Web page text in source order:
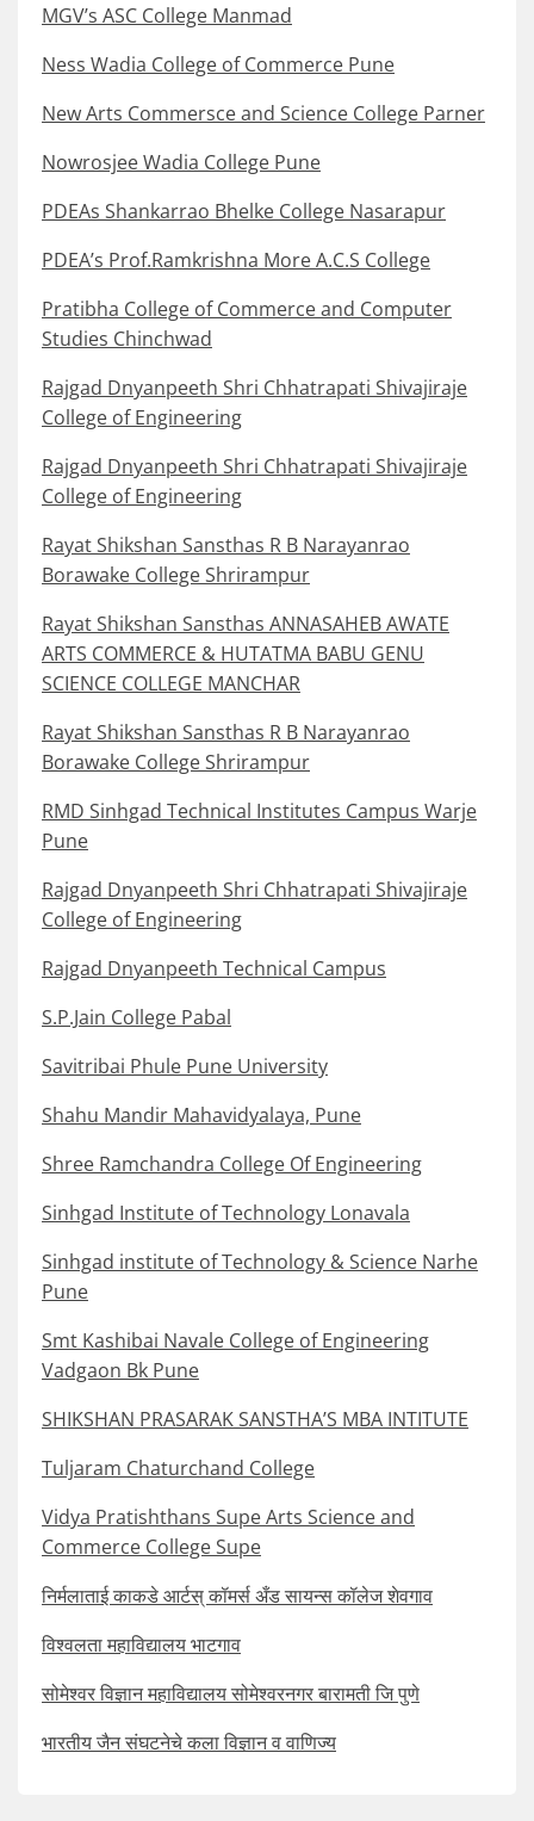
MGV’s ASC College Manmad
Ness Wadia College of Commerce Pune
New Arts Commersce and Science College Parner
Nowrosjee Wadia College Pune
PDEAs Shankarrao Bhelke College Nasarapur
PDEA’s Prof.Ramkrishna More A.C.S College
Pratibha College of Commerce and Computer
Studies Chinchwad
Rajgad Dnyanpeeth Shri Chhatrapati Shivajiraje
College of Engineering
Rajgad Dnyanpeeth Shri Chhatrapati Shivajiraje
College of Engineering
Rayat Shikshan Sansthas R B Narayanrao
Borawake College Shrirampur
Rayat Shikshan Sansthas ANNASAHEB AWATE
ARTS COMMERCE & HUTATMA BABU GENU
SCIENCE COLLEGE MANCHAR
Rayat Shikshan Sansthas R B Narayanrao
Borawake College Shrirampur
RMD Sinhgad Technical Institutes Campus Warje
Pune
Rajgad Dnyanpeeth Shri Chhatrapati Shivajiraje
College of Engineering
Rajgad Dnyanpeeth Technical Campus
S.P.Jain College Pabal
Savitribai Phule Pune University
Shahu Mandir Mahavidyalaya, Pune
Shree Ramchandra College Of Engineering
Sinhgad Institute of Technology Lonavala
Sinhgad institute of Technology & Science Narhe
Pune
Smt Kashibai Navale College of Engineering
Vadgaon Bk Pune
SHIKSHAN PRASARAK SANSTHA’S MBA INTITUTE
Tuljaram Chaturchand College
Vidya Pratishthans Supe Arts Science and
Commerce College Supe
निर्मलाताई काकडे आर्टस् कॉमर्स अँड सायन्स कॉलेज शेवगाव
विश्वलता महाविद्यालय भाटगाव
सोमेश्वर विज्ञान महाविद्यालय सोमेश्वरनगर बारामती जि पुणे
भारतीय जैन संघटनेचे कला विज्ञान व वाणिज्य